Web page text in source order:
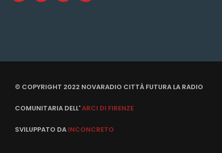
© COPYRIGHT 2022 NOVARADIO CITTÀ FUTURA LA RADIO
COMUNITARIA DELL'ARCI DI FIRENZE
SVILUPPATO DA INCONCRETO